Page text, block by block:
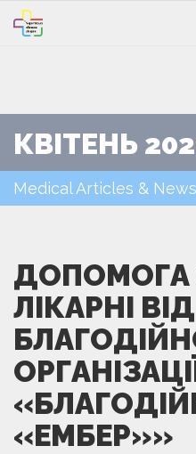
КВІТЕНЬ
Medical Articles & News
ДОПОМОГА
ЛІКАРНІ ВІД
«ЕМБЕР»»